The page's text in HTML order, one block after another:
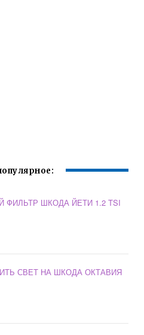
ФИЛЬТР ШКОДА ЙЕТИ 1.2 TSI
СВЕТ НА ШКОДА ОКТАВИЯ